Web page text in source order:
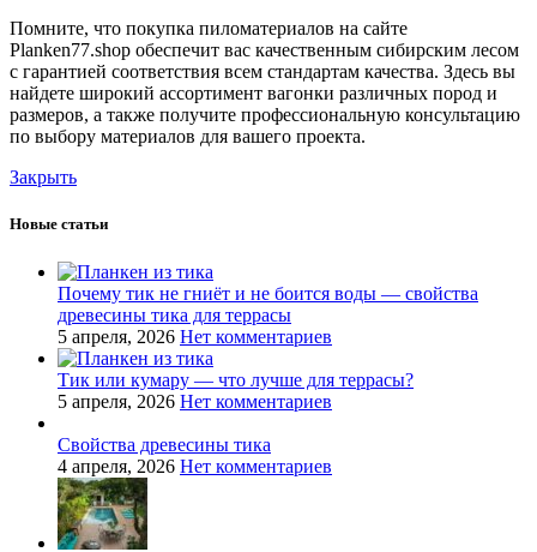
Помните, что покупка пиломатериалов на сайте
Planken77.shop обеспечит вас качественным сибирским лесом
с гарантией соответствия всем стандартам качества. Здесь вы
найдете широкий ассортимент вагонки различных пород и
размеров, а также получите профессиональную консультацию
по выбору материалов для вашего проекта.
Закрыть
Новые статьи
Почему тик не гниёт и не боится воды — свойства
древесины тика для террасы
5 апреля, 2026 Нет комментариев
Тик или кумару — что лучше для террасы?
5 апреля, 2026 Нет комментариев
Свойства древесины тика
4 апреля, 2026 Нет комментариев